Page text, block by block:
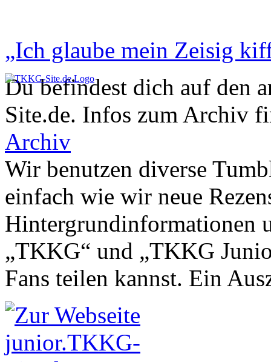
„Ich glaube mein Zeisig
Du befindest dich auf den
Site.de. Infos zum Archiv
Archiv
Wir benutzen diverse
einfach wie wir neue
Hintergrundinformationen
„TKKG“ und „TKKG
Fans teilen kannst. Ein